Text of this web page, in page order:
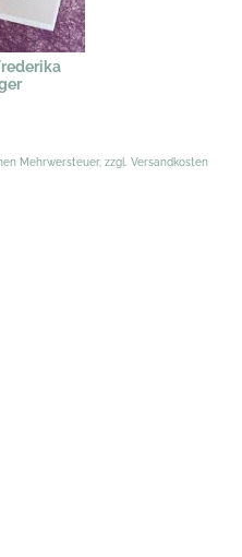
Mehrwersteuer, zzgl. Versandkosten